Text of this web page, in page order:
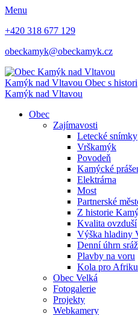
Menu
+420 318 677 129
obeckamyk@obeckamyk.cz
Kamýk nad Vltavou Obec s histori
Kamýk nad Vltavou
Obec
Zajímavosti
Letecké snímky
Vrškamýk
Povodeň
Kamýcké
Elektrárna
Most
Partnerské
Z historie
Kvalita ovzduší
Výška hladiny
Denní úhrn
Plavby na voru
Kola pro Afriku
Obec Velká
Fotogalerie
Projekty
Webkamery